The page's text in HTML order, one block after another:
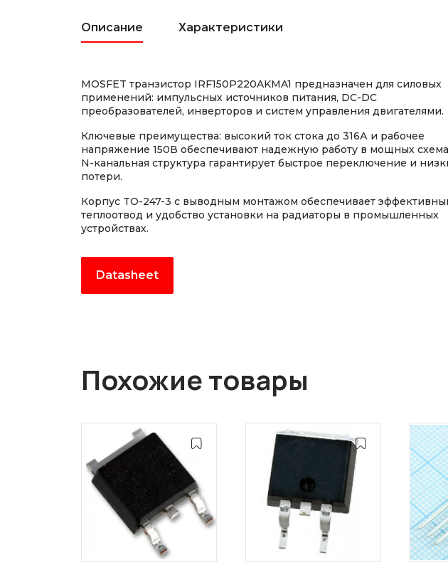
Описание Характеристики
MOSFET транзистор IRF150P220AKMA1 предназначен для силовых
применений: импульсных источников питания, DC-DC
преобразователей, инверторов и систем управления двигателями.
Ключевые преимущества: высокий ток стока до 316А и рабочее
напряжение 150В обеспечивают надежную работу в мощных
N-канальная структура гарантирует быстрое переключение и
потери.
Корпус TO-247-3 с выводным монтажом обеспечивает
теплоотвод и удобство установки на радиаторы в промышленных
устройствах.
Datasheet
Похожие товары